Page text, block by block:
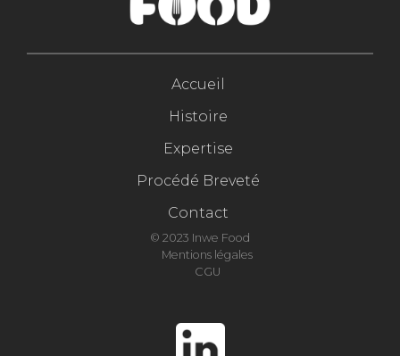
Accueil
Histoire
Expertise
Procédé Breveté
Contact
© 2023 Inwe Food
Mentions légales
CGU